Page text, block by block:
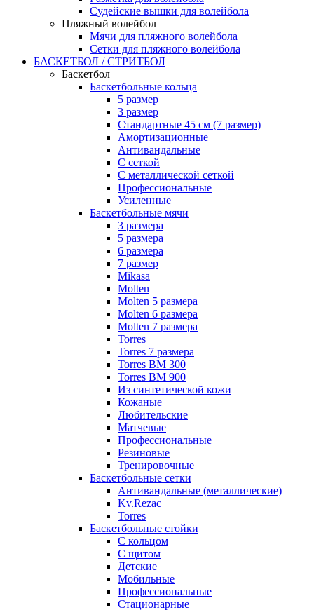
Судейские вышки для волейбола
Пляжный волейбол
Мячи для пляжного волейбола
Сетки для пляжного волейбола
БАСКЕТБОЛ / СТРИТБОЛ
Баскетбол
Баскетбольные кольца
5 размер
3 размер
Стандартные 45 см (7 размер)
Амортизационные
Антивандальные
С сеткой
С металлической сеткой
Профессиональные
Усиленные
Баскетбольные мячи
3 размера
5 размера
6 размера
7 размер
Mikasa
Molten
Molten 5 размера
Molten 6 размера
Molten 7 размера
Torres
Torres 7 размера
Torres BM 300
Torres BM 900
Из синтетической кожи
Кожаные
Любительские
Матчевые
Профессиональные
Резиновые
Тренировочные
Баскетбольные сетки
Антивандальные (металлические)
Kv.Rezac
Torres
Баскетбольные стойки
С кольцом
С щитом
Детские
Мобильные
Профессиональные
Стационарные